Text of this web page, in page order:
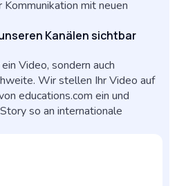
mit neuen
Kanälen sichtbar
Video, sondern auch
Wir stellen Ihr Video auf
educations.com ein und
so an internationale